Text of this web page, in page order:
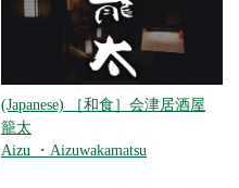
(Japanese) ［和食］会津居酒屋
籠太
Aizu ・ Aizuwakamatsu